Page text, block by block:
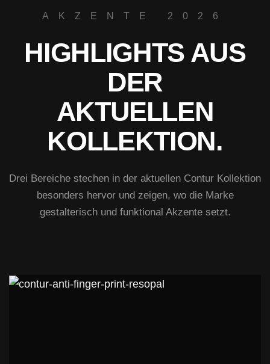
AKZENTE 2026
HIGHLIGHTS AUS
DER
AKTUELLEN
KOLLEKTION.
Drei Bereiche stechen in der aktuellen Contur Kollektion
besonders hervor und zeigen, wo die Marke
gestalterisch und funktional Akzente setzt.